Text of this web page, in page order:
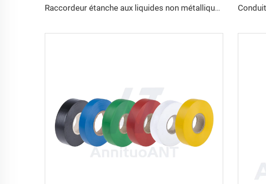
Raccordeur étanche aux liquides non métallique 90 degrés